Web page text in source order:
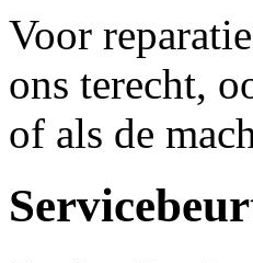
Voor
ons terecht,
of als de